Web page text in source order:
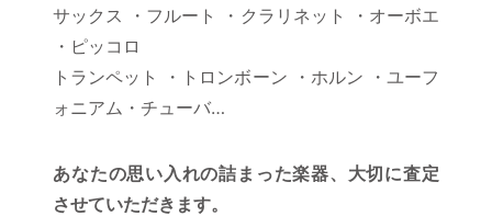
サックス ・フルート ・クラリネット ・オーボエ
・ピッコロ
トランペット ・トロンボーン ・ホルン ・ユーフ
ォニアム・チューバ…
あなたの思い入れの詰まった楽器、大切に査定
させていただきます。